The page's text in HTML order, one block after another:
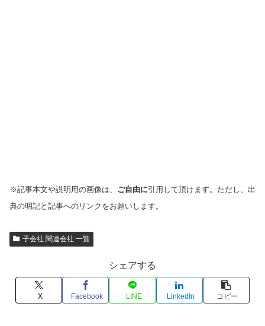
※記事本文や説明用の画像は、 ご自由に引用して頂けます。ただし、出
典の明記と記事へのリンクをお願いします。
子会社 関連会社 一覧
シェアする
X Facebook LINE LinkedIn コピー